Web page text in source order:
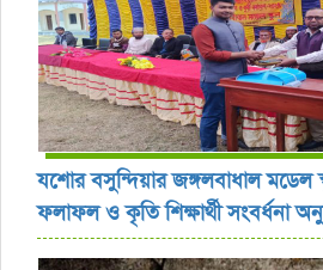
যশোর বসুন্দিয়ার জঙ্গলবাধাল মডেল
ফলাফল ও কৃতি শিক্ষার্থী সংবর্ধনা